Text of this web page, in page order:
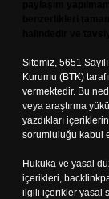
Sitemiz, 5651
Kurumu (BTK)
vermektedir. Bu
veya araştırma
yazdıkları
sorumluluğu kabul
Hukuka ve yasal
içerikleri,
ilgili içerikler yasal